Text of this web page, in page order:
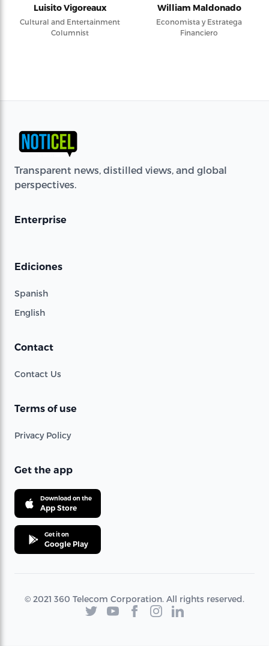
Luisito Vigoreaux
Cultural and Entertainment
Columnist
William Maldonado
Economista y Estratega
Financiero
Transparent news, distilled views, and global
perspectives.
Enterprise
Ediciones
Spanish
English
Contact
Contact Us
Terms of use
Privacy Policy
Get the app
Download on the
App Store
Get it on
Google Play
© 2021 360 Telecom Corporation. All rights reserved.